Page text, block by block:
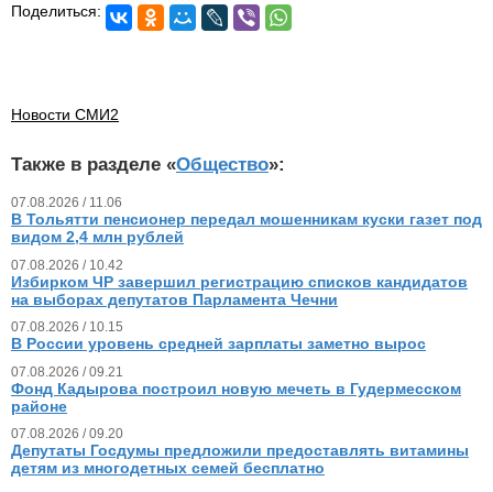
Поделиться:
Новости СМИ2
Также в разделе «Общество»:
07.08.2026 / 11.06
В Тольятти пенсионер передал мошенникам куски газет под
видом 2,4 млн рублей
07.08.2026 / 10.42
Избирком ЧР завершил регистрацию списков кандидатов
на выборах депутатов Парламента Чечни
07.08.2026 / 10.15
В России уровень средней зарплаты заметно вырос
07.08.2026 / 09.21
Фонд Кадырова построил новую мечеть в Гудермесском
районе
07.08.2026 / 09.20
Депутаты Госдумы предложили предоставлять витамины
детям из многодетных семей бесплатно